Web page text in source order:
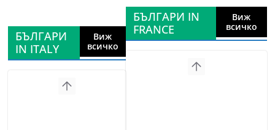
БЪЛГАРИ
IN ITALY
Виж
всичко
БЪЛГАРИ IN
FRANCE
Виж
всичко